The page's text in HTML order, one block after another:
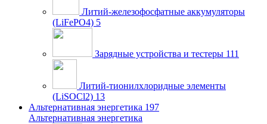
Литий-железофосфатные аккумуляторы
(LiFePO4) 5
Зарядные устройства и тестеры 111
Литий-тионилхлоридные элементы
(LiSOCl2) 13
Альтернативная энергетика 197
Альтернативная энергетика